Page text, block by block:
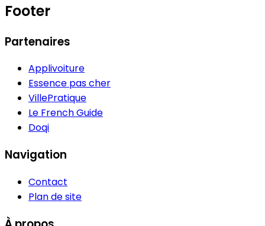
Footer
Partenaires
Applivoiture
Essence pas cher
VillePratique
Le French Guide
Doqi
Navigation
Contact
Plan de site